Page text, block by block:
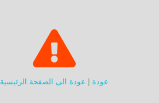
عودة | عودة الى الصفحة الرئيسية